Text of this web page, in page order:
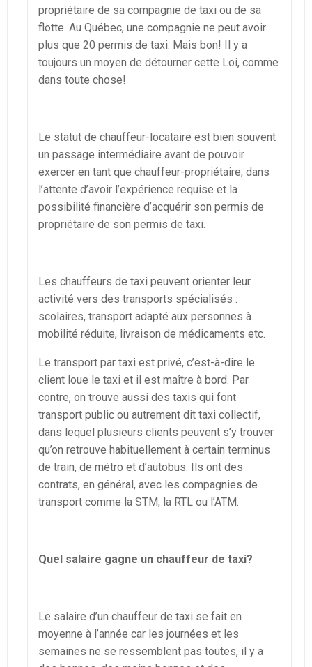
propriétaire de sa compagnie de taxi ou de sa
flotte. Au Québec, une compagnie ne peut avoir
plus que 20 permis de taxi. Mais bon! Il y a
toujours un moyen de détourner cette Loi, comme
dans toute chose!
Le statut de chauffeur-locataire est bien souvent
un passage intermédiaire avant de pouvoir
exercer en tant que chauffeur-propriétaire, dans
l’attente d’avoir l’expérience requise et la
possibilité financière d’acquérir son permis de
propriétaire de son permis de taxi.
Les chauffeurs de taxi peuvent orienter leur
activité vers des transports spécialisés :
scolaires, transport adapté aux personnes à
mobilité réduite, livraison de médicaments etc.
Le transport par taxi est privé, c’est-à-dire le
client loue le taxi et il est maître à bord. Par
contre, on trouve aussi des taxis qui font
transport public ou autrement dit taxi collectif,
dans lequel plusieurs clients peuvent s’y trouver
qu’on retrouve habituellement à certain terminus
de train, de métro et d’autobus. Ils ont des
contrats, en général, avec les compagnies de
transport comme la STM, la RTL ou l’ATM.
Quel salaire gagne un chauffeur de taxi?
Le salaire d’un chauffeur de taxi se fait en
moyenne à l’année car les journées et les
semaines ne se ressemblent pas toutes, il y a